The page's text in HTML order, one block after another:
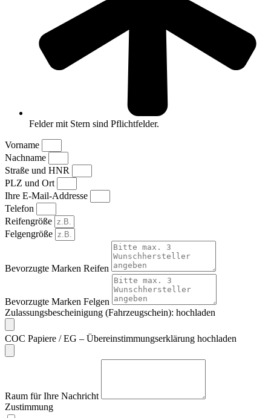
Felder mit Stern sind Pflichtfelder.
Vorname
Nachname
Straße und HNR
PLZ und Ort
Ihre E-Mail-Addresse
Telefon
Reifengröße
Felgengröße
Bevorzugte Marken Reifen
Bevorzugte Marken Felgen
Zulassungsbescheinigung (Fahrzeugschein): hochladen
COC Papiere / EG – Übereinstimmungserklärung hochladen
Raum für Ihre Nachricht
Zustimmung